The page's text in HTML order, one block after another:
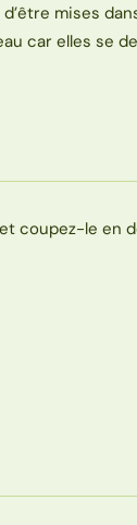
mises
car elles se
coupez-le en